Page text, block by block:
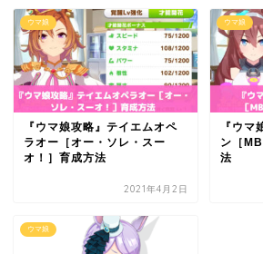
ウマ娘
『ウマ娘攻略』テイエムオペ
ラオー［オー・ソレ・スー
オ！］育成方法
2021年4月2日
ウマ娘
『ウマ
ン［
法
ウマ娘